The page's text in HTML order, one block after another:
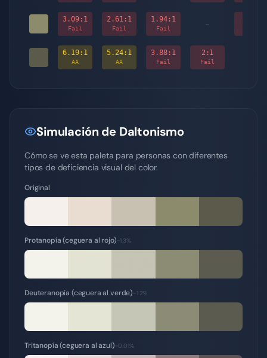
3.09:1
Fail
2.61:1
Fail
1.94:1
Fail -
6.19:1
AA
5.24:1
AA
3.88:1
Fail
2:1
Fail
Simulación de Daltonismo
Cómo se ve esta paleta para personas con diferentes
tipos de deficiencia visual del color.
Original
Protanopía (ceguera al rojo)~1.3%
Deuteranopía (ceguera al verde)~1.2%
Tritanopía (ceguera al azul)~0.01%